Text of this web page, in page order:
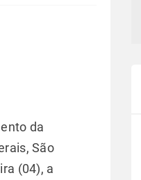
da
São
(04), a